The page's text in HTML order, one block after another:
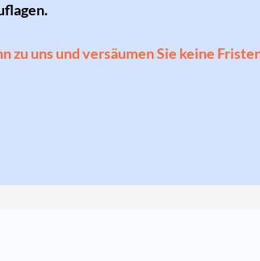
zu uns und versäumen Sie keine